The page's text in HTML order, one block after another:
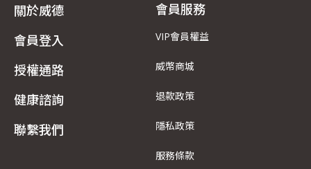
關於威德
會員登入
授權通路
健康諮詢
聯繫我們
會員服務
VIP會員權益
威幣商城
退款政策
隱私政策
服務條款